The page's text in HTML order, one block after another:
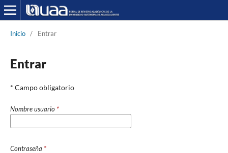
Inicio / Entrar
Entrar
* Campo obligatorio
Nombre usuario *
Contraseña *